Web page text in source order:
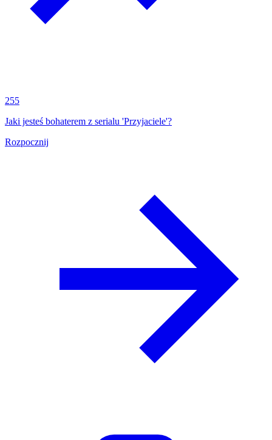
255
Jaki jesteś bohaterem z serialu 'Przyjaciele'?
Rozpocznij